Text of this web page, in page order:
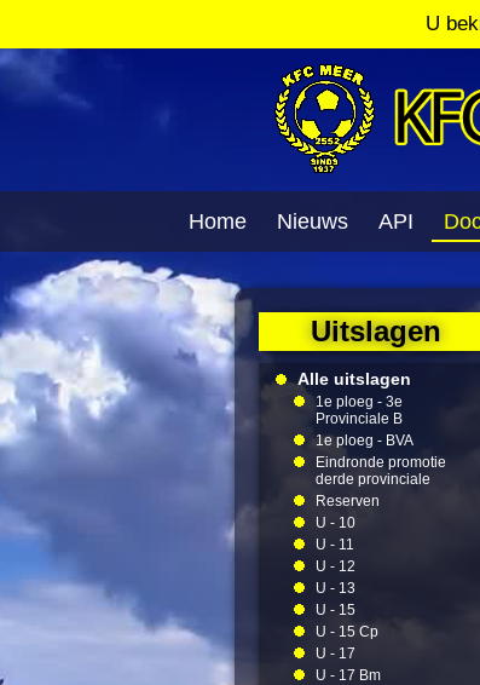
U
Home Nieuws API
Uitslagen
Alle uitslagen
1e ploeg - 3e
Provinciale B
1e ploeg - BVA
Eindronde promotie
derde provinciale
Reserven
U - 10
U - 11
U - 12
U - 13
U - 15
U - 15 Cp
U - 17
U - 17 Bm